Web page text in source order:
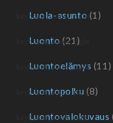
Luola-asunto (1)
Luonto (21)
Luontoelämys (11)
Luontopolku (8)
Luontovalokuvaus